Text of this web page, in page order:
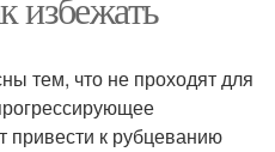
тем, что не проходят для
привести к рубцеванию